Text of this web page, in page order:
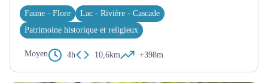
Faune - Flore
Lac - Rivière - Cascade
Patrimoine historique et religieux
Moyen 4h 10,6km +398m